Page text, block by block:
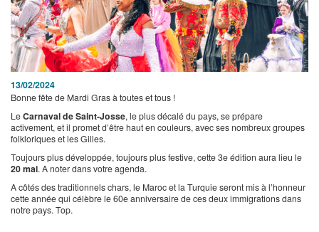
13/02/2024
Bonne fête de Mardi Gras à toutes et tous !
LeCarnaval de Saint-Josse, le plus décalé du pays, se prépare
activement, et il promet d’être haut en couleurs, avec ses nombreux groupes
folkloriques et les Gilles.
Toujours plus développée, toujours plus festive, cette 3e édition aura lieu le
20 mai. A noter dans votre agenda.
A côtés des traditionnels chars, le Maroc et la Turquie seront mis à l’honneur
cette année qui célèbre le 60e anniversaire de ces deux immigrations dans
notre pays. Top.